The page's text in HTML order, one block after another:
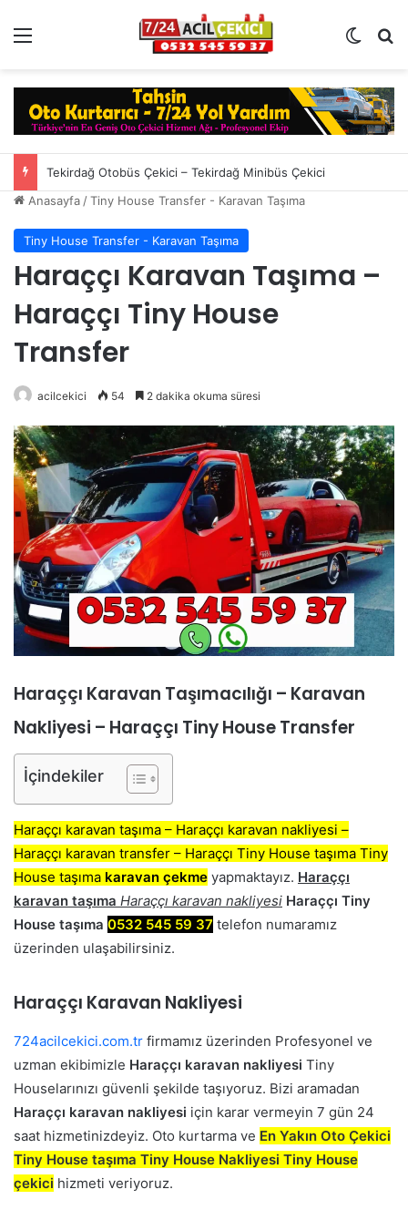
Menü Dış
Tekirdağ Otobüs Çekici – Tekirdağ Minibüs Çekici
Anasayfa /Tiny House Transfer - Karavan Taşıma
Tiny House Transfer - Karavan Taşıma
Haraççı Karavan Taşıma –
Haraççı Tiny House
Transfer
acilcekici 54 2 dakika okuma süresi
Haraççı Karavan Taşımacılığı – Karavan
Nakliyesi – Haraççı Tiny House Transfer
İçindekiler
Haraççı karavan taşıma – Haraççı karavan nakliyesi –
Haraççı karavan transfer – Haraççı Tiny House taşıma Tiny
House taşıma karavan çekme yapmaktayız. Haraççı
karavan taşıma Haraççı karavan nakliyesi Haraççı Tiny
House taşıma 0532 545 59 37 telefon numaramız
üzerinden ulaşabilirsiniz.
Haraççı Karavan Nakliyesi
724acilcekici.com.tr firmamız üzerinden Profesyonel ve
uzman ekibimizle Haraççı karavan nakliyesi Tiny
Houselarınızı güvenli şekilde taşıyoruz. Bizi aramadan
Haraççı karavan nakliyesi için karar vermeyin 7 gün 24
saat hizmetinizdeyiz. Oto kurtarma ve En Yakın Oto Çekici
Tiny House taşıma Tiny House Nakliyesi Tiny House
çekici hizmeti veriyoruz.